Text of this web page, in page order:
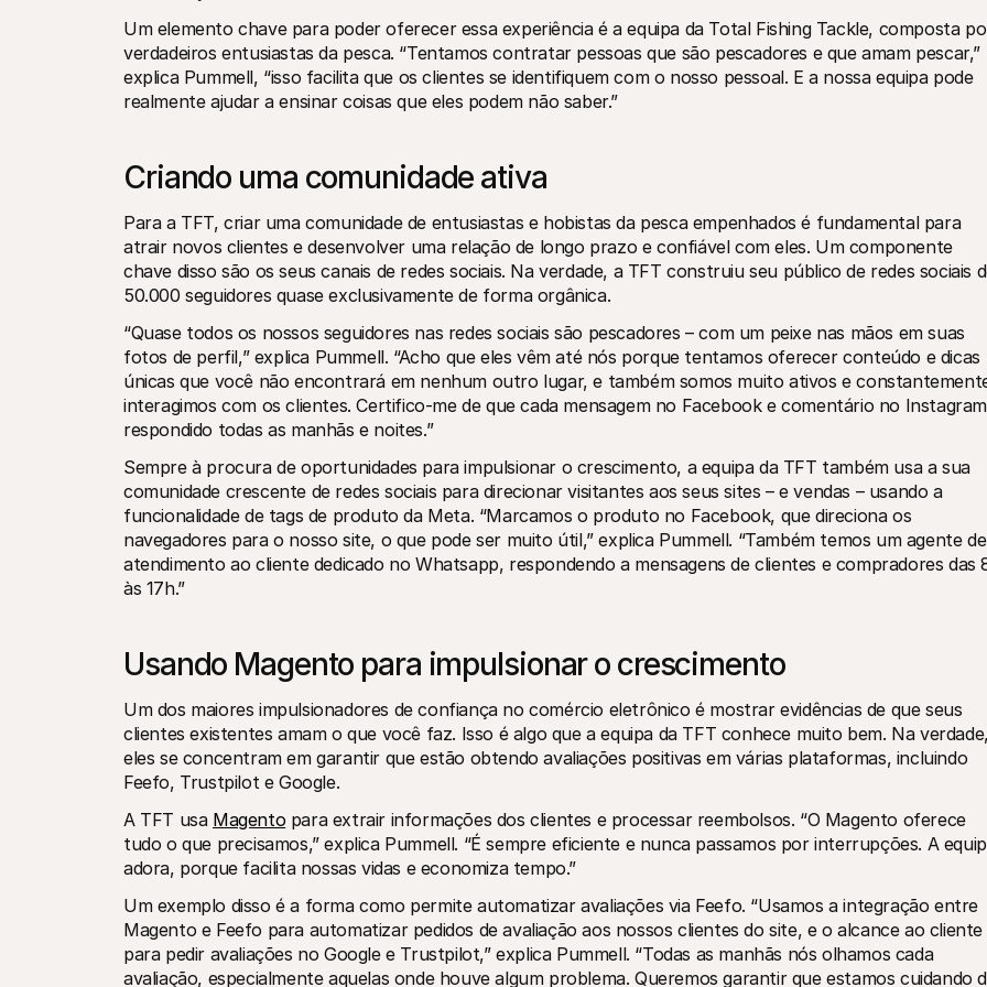
Um elemento chave para poder oferecer essa experiência é a equipa da Total Fishing Tackle, composta
verdadeiros entusiastas da pesca. “Tentamos contratar pessoas que são pescadores e que amam pescar,”
explica Pummell, “isso facilita que os clientes se identifiquem com o nosso pessoal. E a nossa equipa pode
realmente ajudar a ensinar coisas que eles podem não saber.”
Criando uma comunidade ativa
Para a TFT, criar uma comunidade de entusiastas e hobistas da pesca empenhados é fundamental para
atrair novos clientes e desenvolver uma relação de longo prazo e confiável com eles. Um componente
chave disso são os seus canais de redes sociais. Na verdade, a TFT construiu seu público de redes sociais
50.000 seguidores quase exclusivamente de forma orgânica.
“Quase todos os nossos seguidores nas redes sociais são pescadores – com um peixe nas mãos em suas
fotos de perfil,” explica Pummell. “Acho que eles vêm até nós porque tentamos oferecer conteúdo e dicas
únicas que você não encontrará em nenhum outro lugar, e também somos muito ativos e
interagimos com os clientes. Certifico-me de que cada mensagem no Facebook e comentário no
respondido todas as manhãs e noites.”
Sempre à procura de oportunidades para impulsionar o crescimento, a equipa da TFT também usa a sua
comunidade crescente de redes sociais para direcionar visitantes aos seus sites – e vendas – usando a
funcionalidade de tags de produto da Meta. “Marcamos o produto no Facebook, que direciona os
navegadores para o nosso site, o que pode ser muito útil,” explica Pummell. “Também temos um agente de
atendimento ao cliente dedicado no Whatsapp, respondendo a mensagens de clientes e compradores das
às 17h.”
Usando Magento para impulsionar o crescimento
Um dos maiores impulsionadores de confiança no comércio eletrônico é mostrar evidências de que seus
clientes existentes amam o que você faz. Isso é algo que a equipa da TFT conhece muito bem. Na verdade,
eles se concentram em garantir que estão obtendo avaliações positivas em várias plataformas, incluindo
Feefo, Trustpilot e Google.
A TFT usa Magento para extrair informações dos clientes e processar reembolsos. “O Magento oferece
tudo o que precisamos,” explica Pummell. “É sempre eficiente e nunca passamos por interrupções. A
adora, porque facilita nossas vidas e economiza tempo.”
Um exemplo disso é a forma como permite automatizar avaliações via Feefo. “Usamos a integração entre
Magento e Feefo para automatizar pedidos de avaliação aos nossos clientes do site, e o alcance ao cliente
para pedir avaliações no Google e Trustpilot,” explica Pummell. “Todas as manhãs nós olhamos cada
avaliação, especialmente aquelas onde houve algum problema. Queremos garantir que estamos cuidando